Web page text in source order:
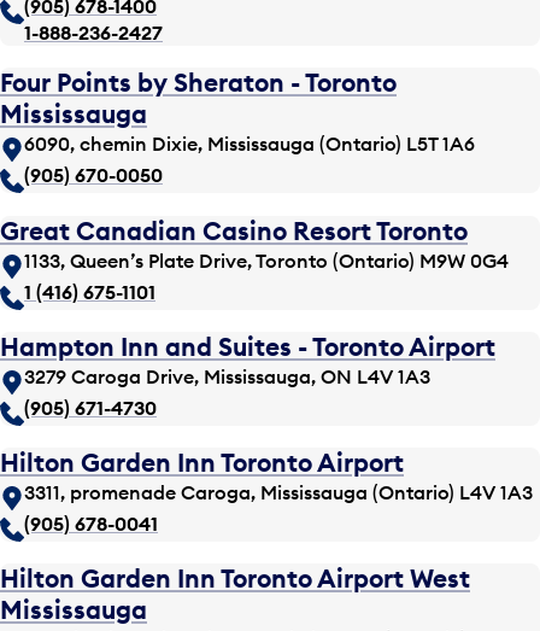
(905) 678-1400
1-888-236-2427
Four Points by Sheraton - Toronto
Mississauga
6090, chemin Dixie, Mississauga (Ontario) L5T 1A6
(905) 670-0050
Great Canadian Casino Resort Toronto
1133, Queen’s Plate Drive, Toronto (Ontario) M9W 0G4
1 (416) 675-1101
Hampton Inn and Suites - Toronto Airport
3279 Caroga Drive, Mississauga, ON L4V 1A3
(905) 671-4730
Hilton Garden Inn Toronto Airport
3311, promenade Caroga, Mississauga (Ontario) L4V 1A3
(905) 678-0041
Hilton Garden Inn Toronto Airport West
Mississauga